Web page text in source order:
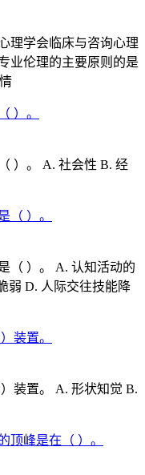
理学会临床与咨询心理
业伦理的主要原则的是
）。
）。 A. 社会性 B. 经
（ ）。
（ ）。 A. 认知活动的
弱 D. 人际交往技能降
装置。
装置。 A. 形状知觉 B.
顶峰是在（ ）。